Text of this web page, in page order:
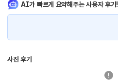
AI가 빠르게 요약해주는 사용자 후기!
사진 후기